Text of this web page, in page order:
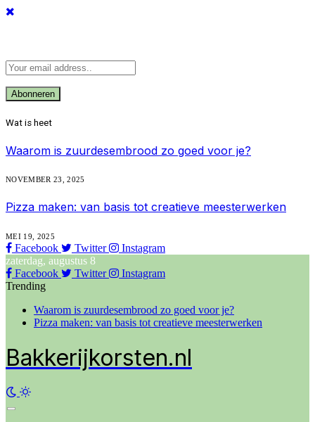
Wat is heet
Waarom is zuurdesembrood zo goed voor je?
NOVEMBER 23, 2025
Pizza maken: van basis tot creatieve meesterwerken
MEI 19, 2025
Facebook Twitter
Instagram
zaterdag, augustus 8
Facebook
Twitter
Instagram
Trending
Waarom is zuurdesembrood zo goed voor je?
Pizza maken: van basis tot creatieve meesterwerken
Bakkerijkorsten.nl